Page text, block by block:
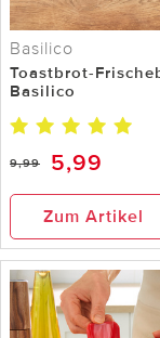
Basilico
Toastbrot-
Basilico
9,99 5,99
Zum Artikel